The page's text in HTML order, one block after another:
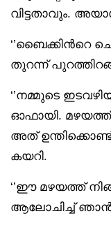
വിട്ടതാവും‌.
‘’ബൈക്കിൻറെ
തുറന്ന്
‘’നമ്മുടെ
ഓഫായി. മഴയത്ത്
അത്
കയറി.
‘’ഈ മഴയത്ത്
ആലോചിച്ച് ഞാൻ